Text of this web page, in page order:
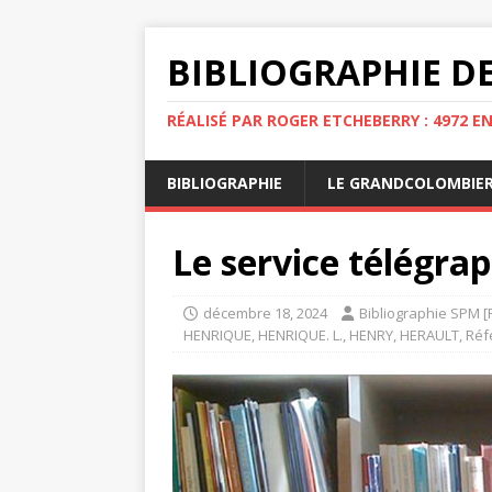
BIBLIOGRAPHIE
RÉALISÉ PAR ROGER ETCHEBERRY : 4972
BIBLIOGRAPHIE LE
Le service
décembre 18, 2024
Bibliographie SPM
HENRIQUE, HENRIQUE. L., HENRY, HERAULT,